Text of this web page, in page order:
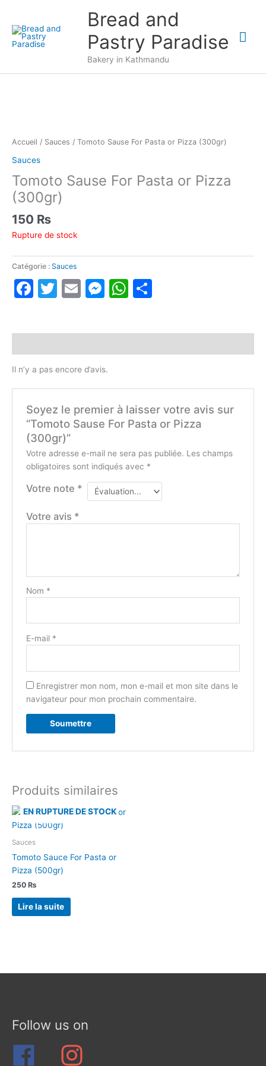
contenu
Bread and
Pastry Paradise
Bakery in Kathmandu
Accueil / Sauces / Tomoto Sause For Pasta or Pizza (300gr)
Sauces
Tomoto Sause For Pasta or Pizza
(300gr)
150 ₨
Rupture de stock
Catégorie : Sauces
Facebook
Twitter
EmailMessenger
WhatsApp
Il n’y a pas encore d’avis.
Soyez le premier à laisser votre avis sur
“Tomoto Sause For Pasta or Pizza
(300gr)”
Votre adresse e-mail ne sera pas publiée. Les champs
obligatoires sont indiqués avec *
Votre note *
Votre avis *
Nom *
E-mail *
Enregistrer mon nom, mon e-mail et mon site dans le
navigateur pour mon prochain commentaire.
Produits similaires
EN RUPTURE DE STOCK
Sauces
Tomoto Sauce For Pasta or
Pizza (500gr)
250 ₨
Lire la suite
Follow us on